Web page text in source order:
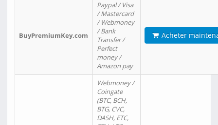
BuyPremiumKey.com
Paypal / Visa
/ Mastercard
/ Webmoney
/ Bank
Transfer /
Perfect
money /
Amazon pay
Acheter
Webmoney /
Coingate
(BTC, BCH,
BTG, CVC,
DASH, ETC,